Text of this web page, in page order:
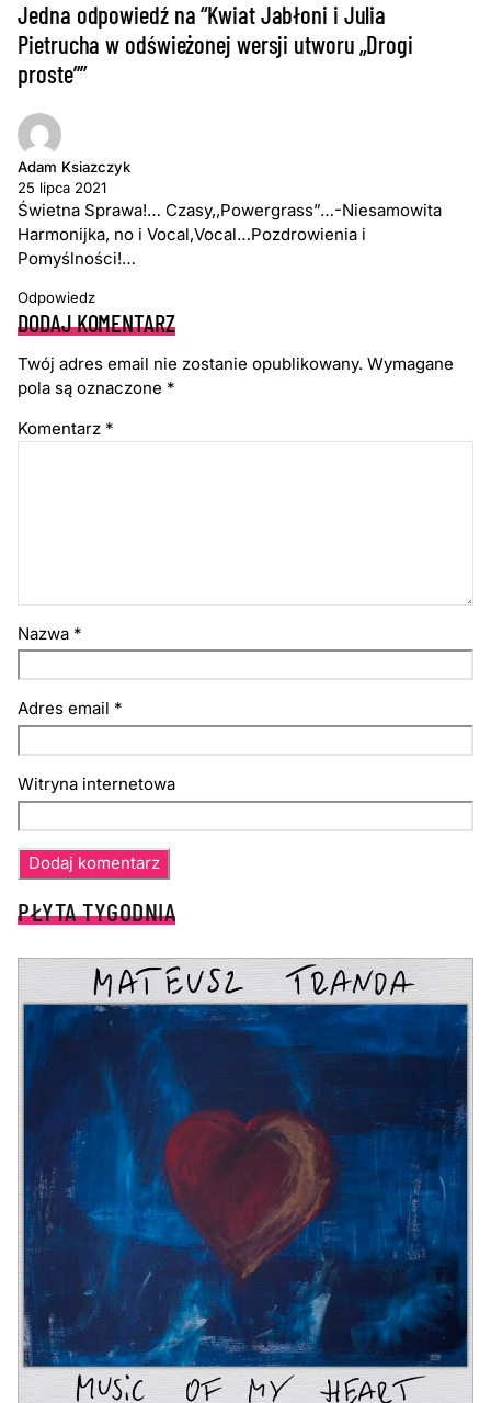
Jedna odpowiedź na “Kwiat Jabłoni i Julia
Pietrucha w odświeżonej wersji utworu „Drogi
proste””
Adam Ksiazczyk
25 lipca 2021
Świetna Sprawa!… Czasy,,Powergrass”…-Niesamowita
Harmonijka, no i Vocal,Vocal…Pozdrowienia i
Pomyślności!…
Odpowiedz
DODAJ KOMENTARZ
Twój adres email nie zostanie opublikowany. Wymagane
pola są oznaczone *
Komentarz *
Nazwa *
Adres email *
Witryna internetowa
PŁYTA TYGODNIA